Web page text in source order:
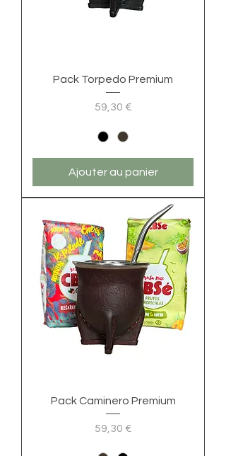
Pack Torpedo Premium
Prix
59,30 €
Ajouter au panier
Pack Caminero Premium
Prix
59,30 €